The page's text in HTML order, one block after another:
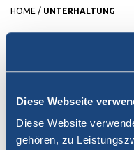
Diese Webseite
Diese Website
gehören, zu
HOME / UNTERHALTUNG
Geschäfte Waren
Darüber hinaus werden